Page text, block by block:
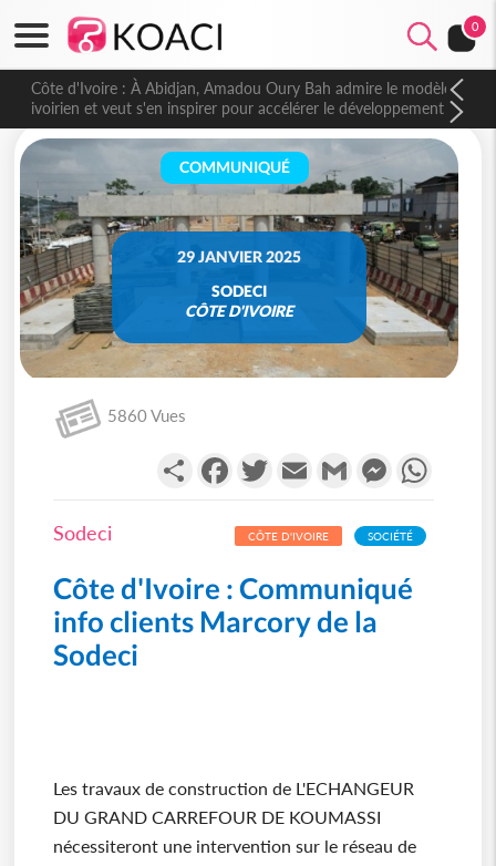
0
Côte d'Ivoire : À Abidjan, Amadou Oury Bah admire le modèle
ivoirien et veut s'en inspirer pour accélérer le développement
de la Guinée
COMMUNIQUÉ
29 JANVIER 2025
SODECI
CÔTE D'IVOIRE
5860 Vues
PartagerFacebookTwitterEmail Gmail Messenger
Sodeci CÔTE D'IVOIRE SOCIÉTÉ
Côte d'Ivoire : Communiqué
info clients Marcory de la
Sodeci
Les travaux de construction de L'ECHANGEUR
DU GRAND CARREFOUR DE KOUMASSI
nécessiteront une intervention sur le réseau de